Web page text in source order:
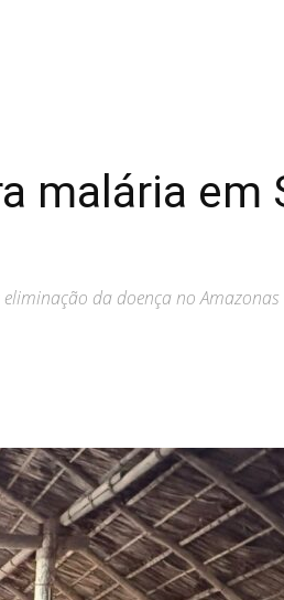
malária em
da doença no Amazonas